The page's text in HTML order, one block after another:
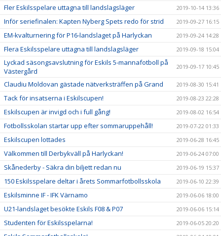
Fler Eskilsspelare uttagna till landslagsläger 2019-10-14 13:36
Inför seriefinalen: Kapten Nyberg Spets redo för strid 2019-09-27 16:15
EM-kvalturnering för P16-landslaget på Harlyckan 2019-09-24 14:28
Flera Eskilsspelare uttagna till landslagsläger 2019-09-18 15:04
Lyckad säsongsavslutning för Eskils 5-mannafotboll på
Västergård
2019-09-17 10:45
Claudiu Moldovan gästade nätverksträffen på Grand 2019-08-30 15:41
Tack för insatserna i Eskilscupen! 2019-08-23 22:28
Eskilscupen är invigd och i full gång! 2019-08-02 16:54
Fotbollsskolan startar upp efter sommaruppehåll! 2019-07-22 01:33
Eskilscupen lottades 2019-06-28 16:45
Välkommen till Derbykväll på Harlyckan! 2019-06-24 07:00
Skånederby - Säkra din biljett redan nu 2019-06-19 15:37
150 Eskilsspelare deltar i årets Sommarfotbollsskola 2019-06-10 22:39
Eskilsminne IF - IFK Värnamo 2019-06-06 18:00
U21-landslaget besökte Eskils F08 & P07 2019-06-06 15:14
Studenten för Eskilsspelarna! 2019-06-05 20:20